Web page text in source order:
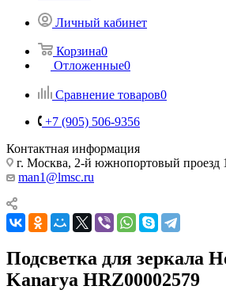
Личный кабинет
Корзина0
Отложенные0
Сравнение товаров0
+7 (905) 506-9356
Контактная информация
г. Москва, 2-й южнопортовый проезд
man1@lmsc.ru
Подсветка для зеркала
Kanarya HRZ00002579